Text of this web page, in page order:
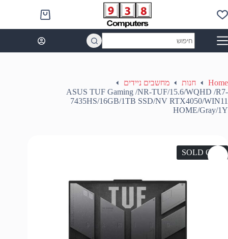
to
content
Shopping
cart
results
Home חנות
מחשבים ניידים
ASUS TUF Gaming /NR-TUF/15.6/WQHD /R7-
7435HS/16GB/1TB SSD/NV RTX4050/WIN11
HOME/Gray/1Y
SOLD OUT